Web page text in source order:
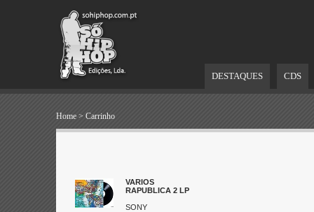
DESTAQUES CDS
Home > Carrinho
VARIOS
RAPUBLICA 2 LP
SONY